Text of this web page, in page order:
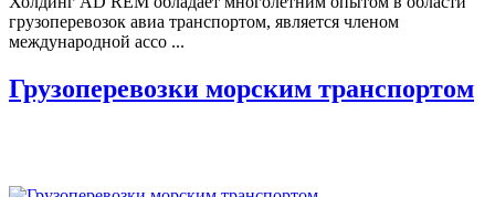
грузоперевозок авиа транспортом, является членом
международной ассо ...
Грузоперевозки морским транспортом